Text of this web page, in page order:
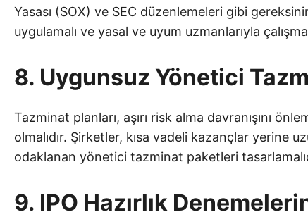
Yasası (SOX) ve SEC düzenlemeleri gibi
uygulamalı ve yasal ve uyum uzmanlarıyla
8. Uygunsuz Yönetici
Tazminat planları, aşırı risk alma davranışını
olmalıdır. Şirketler, kısa vadeli kazançlar yerine
odaklanan yönetici tazminat paketleri
9. IPO Hazırlık